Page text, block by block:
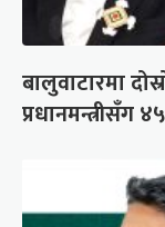
बालुवाटारमा
प्रधानमन्त्रीसँग